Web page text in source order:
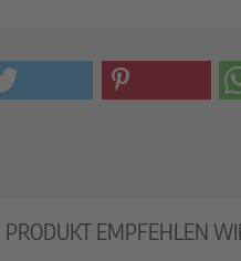
PRODUKT EMPFEHLEN